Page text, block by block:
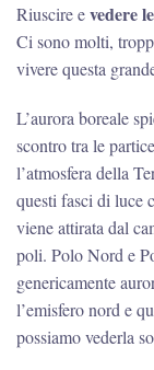
Riuscire evedere
Ci sono molti,
vivere questa
L’aurora boreale
scontro tra le
l’atmosfera della
questi fasci di luce
viene attirata dal
poli. Polo Nord e
genericamente
l’emisfero nord e
possiamo vederla